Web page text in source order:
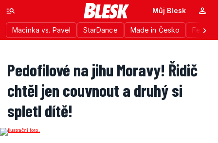
Macinka vs. Pavel StarDance Made in Česko
Můj Blesk
Pedofilové na jihu Moravy! Řidič
chtěl jen couvnout a druhý si
spletl dítě!